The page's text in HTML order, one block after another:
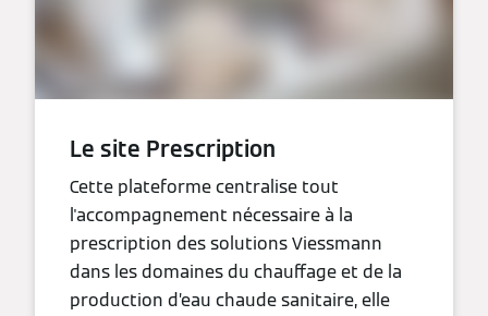
Le site Prescription
Cette plateforme centralise tout
l'accompagnement nécessaire à la
prescription des solutions Viessmann
dans les domaines du chauffage et de la
production d’eau chaude sanitaire, elle